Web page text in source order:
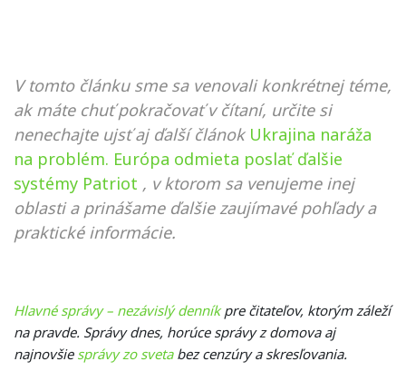
V tomto článku sme sa venovali konkrétnej téme,
ak máte chuť pokračovať v čítaní, určite si
nenechajte ujsť aj ďalší článok Ukrajina naráža
na problém. Európa odmieta poslať ďalšie
systémy Patriot , v ktorom sa venujeme inej
oblasti a prinášame ďalšie zaujímavé pohľady a
praktické informácie.
Hlavné správy – nezávislý denníkpre čitateľov, ktorým záleží
na pravde. Správy dnes, horúce správy z domova aj
najnovšie správy zo svetabez cenzúry a skresľovania.